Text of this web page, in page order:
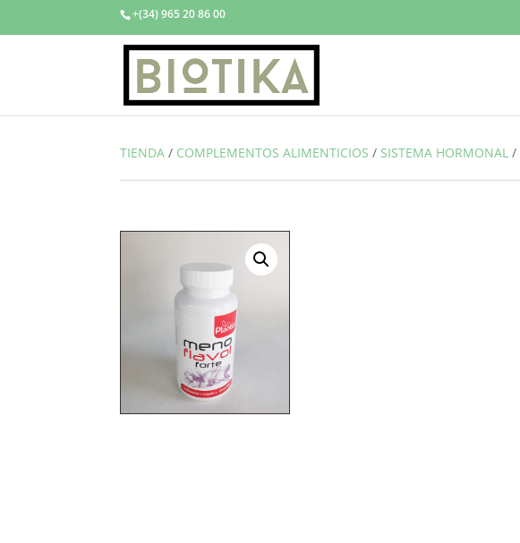
+(34) 965 20 86 00
TIENDA / COMPLEMENTOS ALIMENTICIOS / SISTEMA HORMONAL /